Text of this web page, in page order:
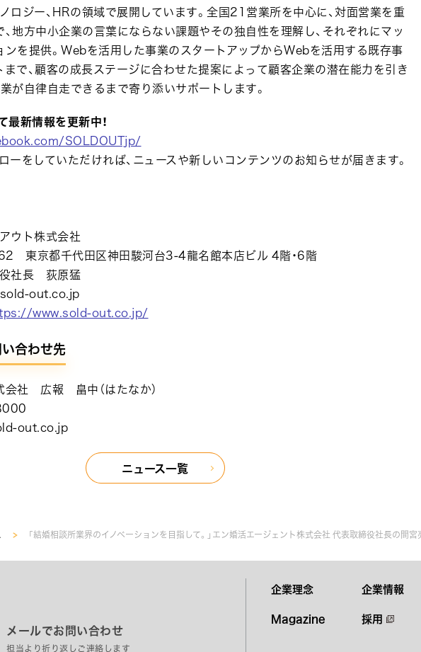
ロジー、HRの領域で展開しています。全国21営業所を中心に、対面営業を重
地方中小企業の言葉にならない課題やその独自性を理解し、それぞれにマッ
ンを提供。Webを活用した事業のスタートアップからWebを活用する既存事
で、顧客の成長ステージに合わせた提案によって顧客企業の潜在能力を引き
が自律自走できるまで寄り添いサポートします。
新情報を更新中！
SOLDOUTjp/
ーをしていただければ、ニュースや新しいコンテンツのお知らせが届きます。
ウト株式会社
東京都千代田区神田駿河台3-4龍名館本店ビル 4階・6階
役社長 荻原猛
out.co.jp
www.sold-out.co.jp/
合わせ先
会社 広報 畠中（はたなか）
out.co.jp
ニュース一覧
「結婚相談所業界のイノベーションを目指して。」エン婚活エージェント株式会社 代表取締役社長の間
メールでお問い合わせ
担当より折り返しご連絡します
企業理念
企業情報
Magazine
採用